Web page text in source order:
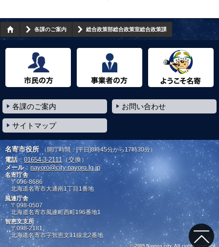
各課のご案内 総合政策部総合政策室総合政策課
各課のご案内 お問い合わせ
サイトマップ
名寄市役所 （開庁時間：[平日]8時45分から17時30分）
電話： 01654-3-2111 （交換）
メール： nayoro@city.nayoro.lg.jp
名寄庁舎
〒096-8686
北海道名寄市大通南1丁目1番地
風連庁舎
〒098-0507
北海道名寄市風連町西町196番地1
智恵文支所
〒098-2181
北海道名寄市字智恵文11線北2番地